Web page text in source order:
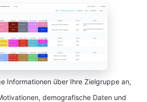
Informationen über Ihre Zielgruppe an,
demografische Daten und